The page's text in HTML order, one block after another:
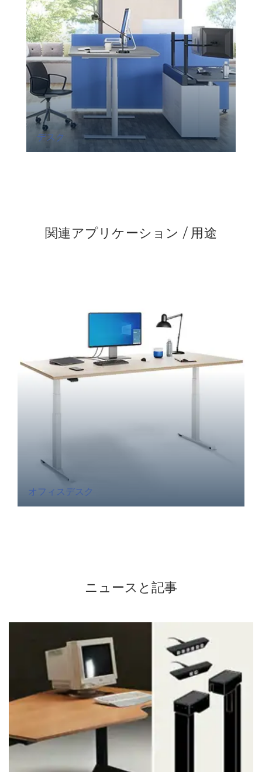
デスク
関連アプリケーション / 用途
オフィスデスク
ニュースと記事